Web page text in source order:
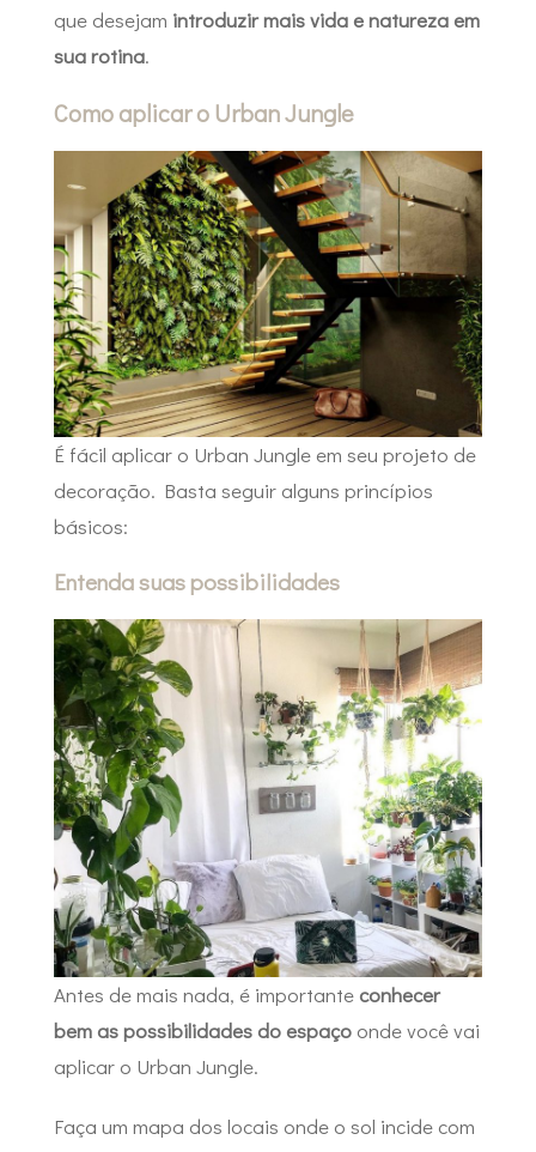
que desejam introduzir mais vida e natureza em
sua rotina.
Como aplicar o Urban Jungle
É fácil aplicar o Urban Jungle em seu projeto de
decoração. Basta seguir alguns princípios
básicos:
Entenda suas possibilidades
Antes de mais nada, é importante conhecer
bem as possibilidades do espaço onde você vai
aplicar o Urban Jungle.
Faça um mapa dos locais onde o sol incide com